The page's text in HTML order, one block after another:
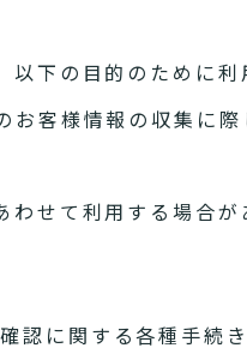
下の目的のために利
客様情報の収集に
せて利用する場合が
認に関する各種手続き